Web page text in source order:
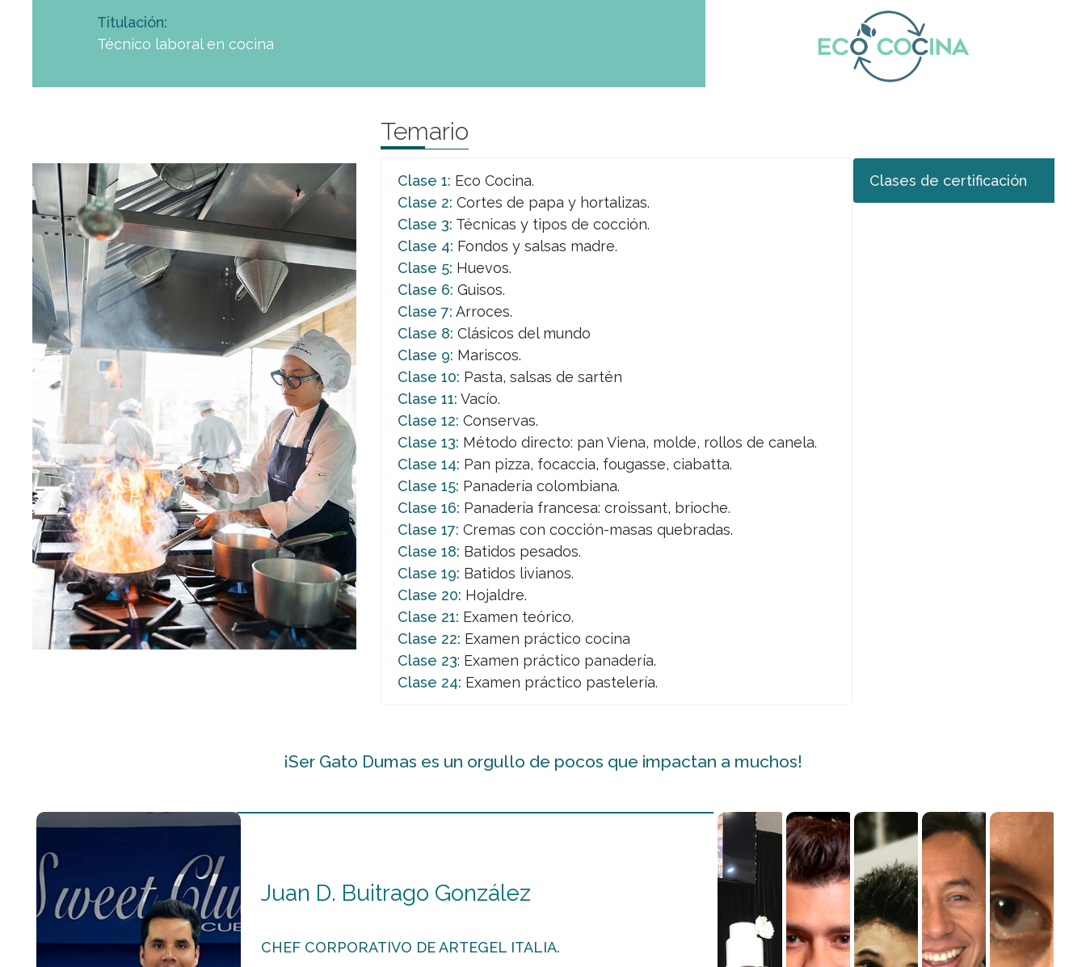
Titulación:
Técnico laboral en cocina
Temario
Clases de certificación
Clase 1: Eco Cocina.
Clase 2: Cortes de papa y hortalizas.
Clase 3: Técnicas y tipos de cocción.
Clase 4: Fondos y salsas madre.
Clase 5: Huevos.
Clase 6: Guisos.
Clase 7: Arroces.
Clase 8: Clásicos del mundo
Clase 9: Mariscos.
Clase 10: Pasta, salsas de sartén
Clase 11: Vacío.
Clase 12: Conservas.
Clase 13: Método directo: pan Viena, molde, rollos de canela.
Clase 14: Pan pizza, focaccia, fougasse, ciabatta.
Clase 15: Panadería colombiana.
Clase 16: Panadería francesa: croissant, brioche.
Clase 17: Cremas con cocción-masas quebradas.
Clase 18: Batidos pesados.
Clase 19: Batidos livianos.
Clase 20: Hojaldre.
Clase 21: Examen teórico.
Clase 22: Examen práctico cocina
Clase 23: Examen práctico panadería.
Clase 24: Examen práctico pastelería.
¡Ser Gato Dumas es un orgullo de pocos que impactan a muchos!
Juan D. Buitrago González
CHEF CORPORATIVO DE ARTEGEL ITALIA.